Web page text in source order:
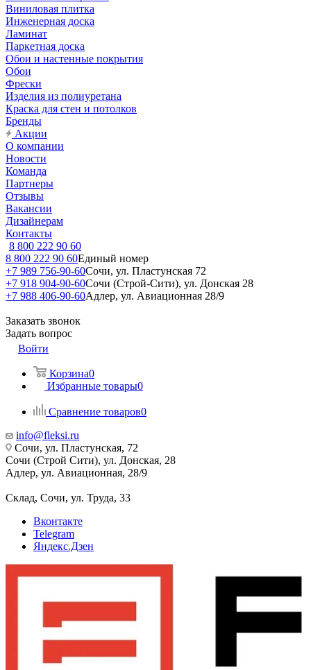
Виниловая плитка
Инженерная доска
Ламинат
Паркетная доска
Обои и настенные покрытия
Обои
Фрески
Изделия из полиуретана
Краска для стен и потолков
Бренды
Акции
О компании
Новости
Команда
Партнеры
Отзывы
Вакансии
Дизайнерам
Контакты
8 800 222 90 60
8 800 222 90 60Единый номер
+7 989 756-90-60Сочи, ул. Пластунская 72
+7 918 904-90-60Сочи (Строй-Сити), ул. Донская 28
+7 988 406-90-60Адлер, ул. Авиационная 28/9
Заказать звонок
Задать вопрос
Войти
Корзина0
Избранные товары0
Сравнение товаров0
info@fleksi.ru
Сочи, ул. Пластунская, 72
Сочи (Строй Сити), ул. Донская, 28
Адлер, ул. Авиационная, 28/9
Склад, Сочи, ул. Труда, 33
Вконтакте
Telegram
Яндекс.Дзен